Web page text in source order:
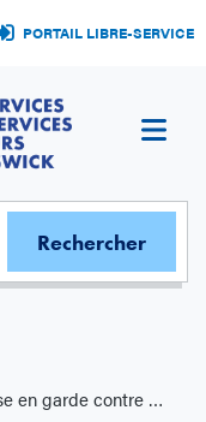
PORTAIL LIBRE-SERVICE
garde contre FinTechPlatform.pro